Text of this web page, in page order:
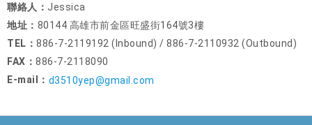
聯絡人： Jessica
地址： 80144 高雄市前金區旺盛街164號3樓
TEL： 886-7-2119192 (Inbound) / 886-7-2110932 (Outbound)
FAX： 886-7-2118090
E-mail： d3510yep@gmail.com